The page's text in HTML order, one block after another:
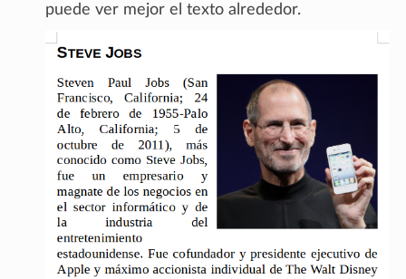
puede ver mejor el texto alrededor.